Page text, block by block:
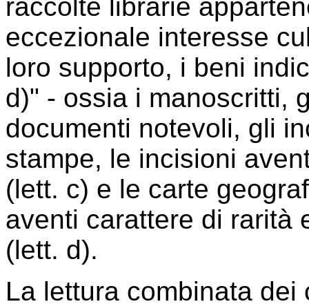
raccolte librarie
eccezionale interesse
loro supporto, i beni
d)" - ossia i manoscritti,
documenti notevoli, gli
stampe, le incisioni
(lett. c) e le carte
aventi carattere di rarità
(lett. d).
La lettura combinata dei